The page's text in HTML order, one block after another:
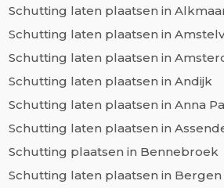
Schutting laten plaatsen in
Schutting laten plaatsen in
Schutting laten plaatsen in
Schutting laten plaatsen in Andijk
Schutting laten plaatsen in Anna
Schutting laten plaatsen in
Schutting plaatsen in Bennebroek
Schutting laten plaatsen in Bergen